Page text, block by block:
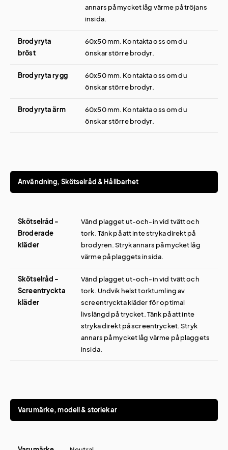
annars på mycket låg värme på tröjans
insida.
Brodyryta
bröst
60x50 mm. Kontakta oss om du
önskar större brodyr.
Brodyryta rygg
60x50 mm. Kontakta oss om du
önskar större brodyr.
Brodyryta ärm
60x50 mm. Kontakta oss om du
önskar större brodyr.
Användning, Skötselråd & Hållbarhet
Skötselråd -
Broderade
kläder
Vänd plagget ut-och-in vid tvätt och
tork. Tänk på att inte stryka direkt på
brodyren. Stryk annars på mycket låg
värme på plaggets insida.
Skötselråd -
Screentryckta
kläder
Vänd plagget ut-och-in vid tvätt och
tork. Undvik helst torktumling av
screentryckta kläder för optimal
livslängd på trycket. Tänk på att inte
stryka direkt på screentrycket. Stryk
annars på mycket låg värme på plaggets
insida.
Varumärke, modell & storlekar